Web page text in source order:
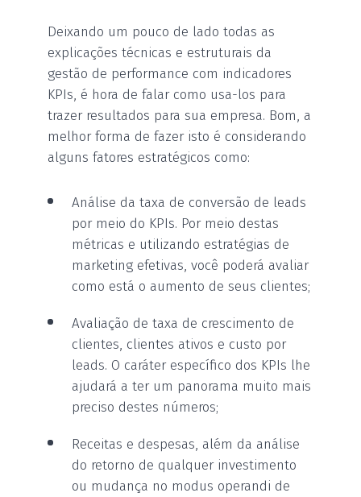
Deixando um pouco de lado todas as
explicações técnicas e estruturais da
gestão de performance com indicadores
KPIs, é hora de falar como usa-los para
trazer resultados para sua empresa. Bom, a
melhor forma de fazer isto é considerando
alguns fatores estratégicos como:
Análise da taxa de conversão de leads
por meio do KPIs. Por meio destas
métricas e utilizando estratégias de
marketing efetivas, você poderá avaliar
como está o aumento de seus clientes;
Avaliação de taxa de crescimento de
clientes, clientes ativos e custo por
leads. O caráter específico dos KPIs lhe
ajudará a ter um panorama muito mais
preciso destes números;
Receitas e despesas, além da análise
do retorno de qualquer investimento
ou mudança no modus operandi de